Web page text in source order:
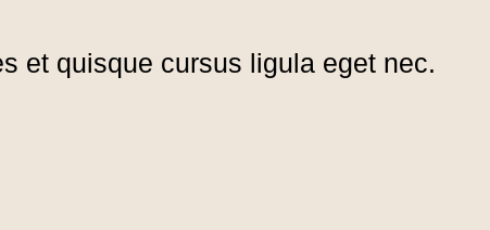
et quisque cursus ligula eget nec.